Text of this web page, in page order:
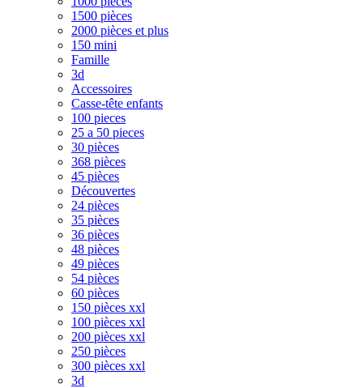
1500 pièces
2000 pièces et plus
150 mini
Famille
3d
Accessoires
Casse-tête enfants
100 pieces
25 a 50 pieces
30 pièces
368 pièces
45 pièces
Découvertes
24 pièces
35 pièces
36 pièces
48 pièces
49 pièces
54 pièces
60 pièces
150 pièces xxl
100 pièces xxl
200 pièces xxl
250 pièces
300 pièces xxl
3d